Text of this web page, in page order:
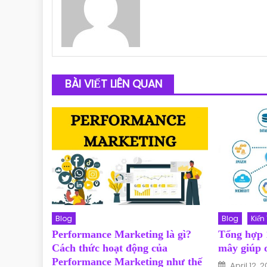
BÀI VIẾT LIÊN QUAN
Blog
Performance Marketing là gì?
Cách thức hoạt động của
Performance Marketing như thế
Blog
Tổng hợp
mây giúp
Posted on